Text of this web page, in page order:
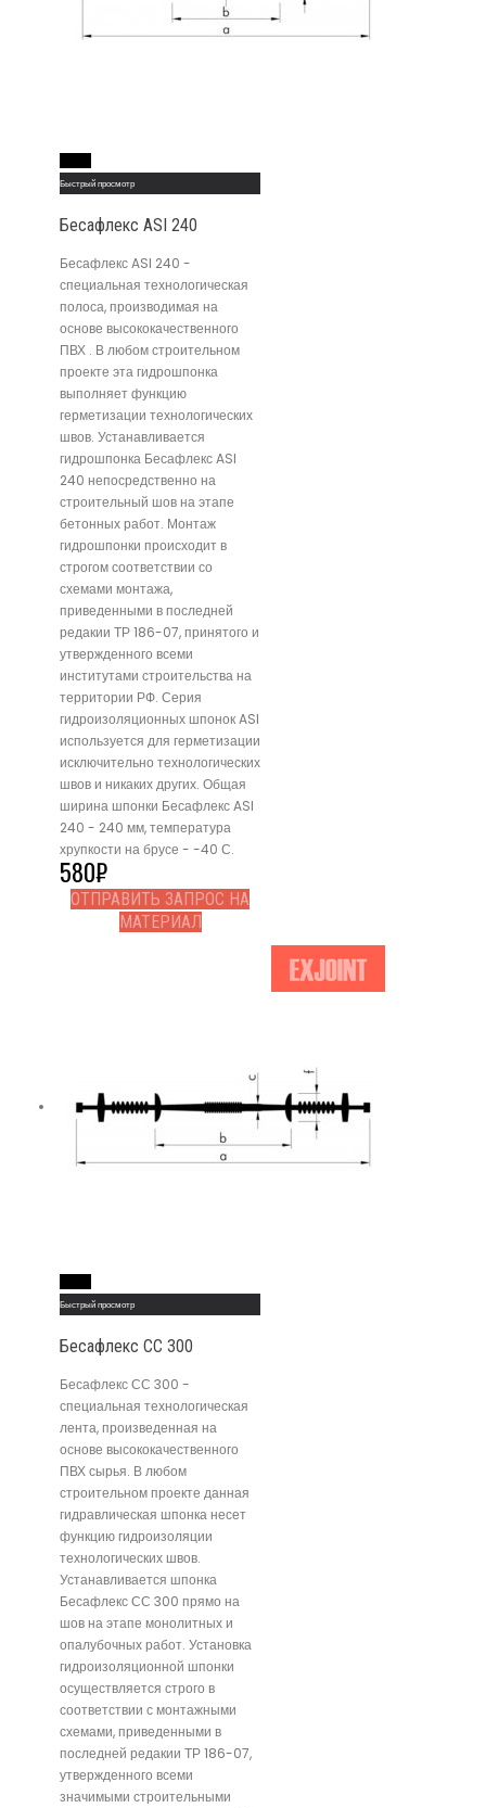
Быстрый просмотр
Бесафлекс ASI 240
Бесафлекс ASI 240 -
специальная технологическая
полоса, производимая на
основе высококачественного
ПВХ . В любом строительном
проекте эта гидрошпонка
выполняет функцию
герметизации технологических
швов. Устанавливается
гидрошпонка Бесафлекс ASI
240 непосредственно на
строительный шов на этапе
бетонных работ. Монтаж
гидрошпонки происходит в
строгом соответствии со
схемами монтажа,
приведенными в последней
редакии ТР 186-07, принятого и
утвержденного всеми
институтами строительства на
территории РФ. Серия
гидроизоляционных шпонок ASI
используется для герметизации
исключительно технологических
швов и никаких других. Общая
ширина шпонки Бесафлекс ASI
240 - 240 мм, температура
хрупкости на брусе - -40 С.
580₽
ОТПРАВИТЬ ЗАПРОС НА
МАТЕРИАЛ
Быстрый просмотр
Бесафлекс СС 300
Бесафлекс СС 300 -
специальная технологическая
лента, произведенная на
основе высококачественного
ПВХ сырья. В любом
строительном проекте данная
гидравлическая шпонка несет
функцию гидроизоляции
технологических швов.
Устанавливается шпонка
Бесафлекс СС 300 прямо на
шов на этапе монолитных и
опалубочных работ. Установка
гидроизоляционной шпонки
осуществляется строго в
соответствии с монтажными
схемами, приведенными в
последней редакии ТР 186-07,
утвержденного всеми
значимыми строительными